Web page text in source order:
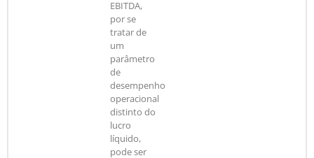
EBITDA,
por se
tratar de
um
parâmetro
de
desempenho
operacional
distinto do
lucro
líquido,
pode ser